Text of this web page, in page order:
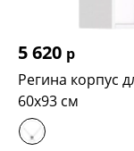
5 620 р
Регина корпус
60х93 см